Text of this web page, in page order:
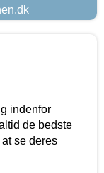
indenfor
de bedste
se deres